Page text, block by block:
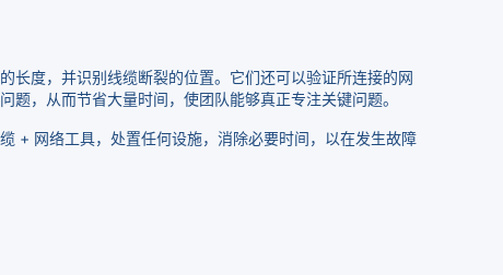
长度，并识别线缆断裂的位置。它们还可以验证所连接的网
，从而节省大量时间，使团队能够真正专注关键问题。
+ 网络工具，处置任何设施，消除必要时间，以在发生故障